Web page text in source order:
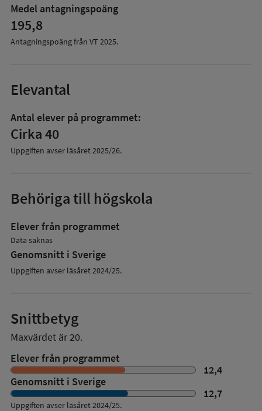
Medel antagningspoäng
195,8
Antagningspoäng från VT 2025.
Elevantal
Antal elever på programmet:
Cirka 40
Uppgiften avser läsåret2025/26.
Behöriga till högskola
Elever från programmet
Data saknas
Genomsnitt i Sverige
Uppgiften avser läsåret 2024/25.
Snittbetyg
Maxvärdet är 20.
Elever från programmet
12,4
Genomsnitt i Sverige
12,7
Uppgiften avser läsåret2024/25.